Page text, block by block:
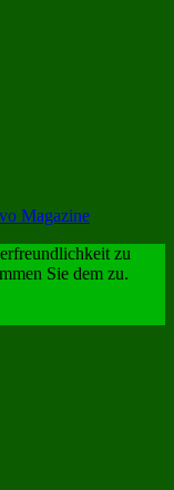
Magazine
zu
Sie dem zu.